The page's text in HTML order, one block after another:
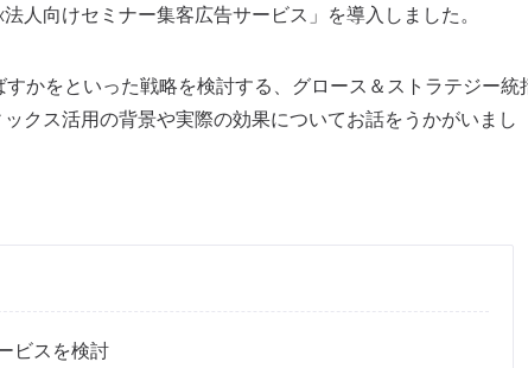
人向けセミナー集客広告サービス」を導入しました。
かをといった戦略を検討する、グロース＆ストラテジー統
クス活用の背景や実際の効果についてお話をうかがいまし
ビスを検討